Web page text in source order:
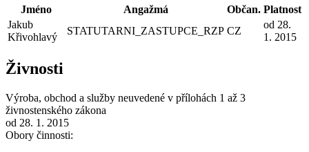
Jméno Angažmá Občan. Platnost
Jakub
Křivohlavý
STATUTARNI_ZASTUPCE_RZP CZ
od 28.
1. 2015
Živnosti
Výroba, obchod a služby neuvedené v přílohách 1 až 3
živnostenského zákona
od 28. 1. 2015
Obory činnosti: